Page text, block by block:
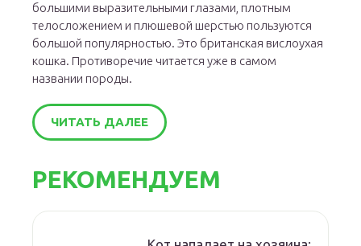
большими выразительными глазами, плотным
телосложением и плюшевой шерстью пользуются
большой популярностью. Это британская вислоухая
кошка. Противоречие читается уже в самом
названии породы.
ЧИТАТЬ ДАЛЕЕ
РЕКОМЕНДУЕМ